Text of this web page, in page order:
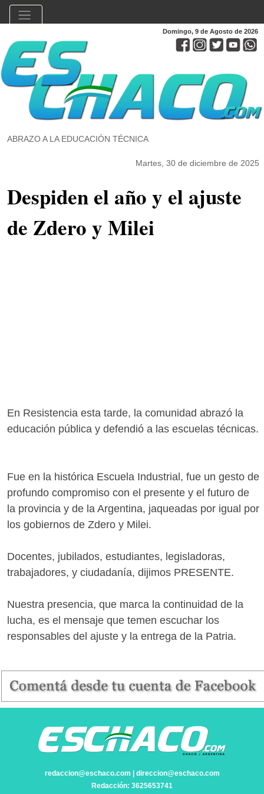
Domingo, 9 de Agosto de 2026
ABRAZO A LA EDUCACIÓN TÉCNICA
Martes, 30 de diciembre de 2025
Despiden el año y el ajuste
de Zdero y Milei
En Resistencia esta tarde, la comunidad abrazó la
educación pública y defendió a las escuelas técnicas.
Fue en la histórica Escuela Industrial, fue un gesto de
profundo compromiso con el presente y el futuro de
la provincia y de la Argentina, jaqueadas por igual por
los gobiernos de Zdero y Milei.
Docentes, jubilados, estudiantes, legisladoras,
trabajadores, y ciudadanía, dijimos PRESENTE.
Nuestra presencia, que marca la continuidad de la
lucha, es el mensaje que temen escuchar los
responsables del ajuste y la entrega de la Patria.
redaccion@eschaco.com | direccion@eschaco.com
Redacción: 3625653741